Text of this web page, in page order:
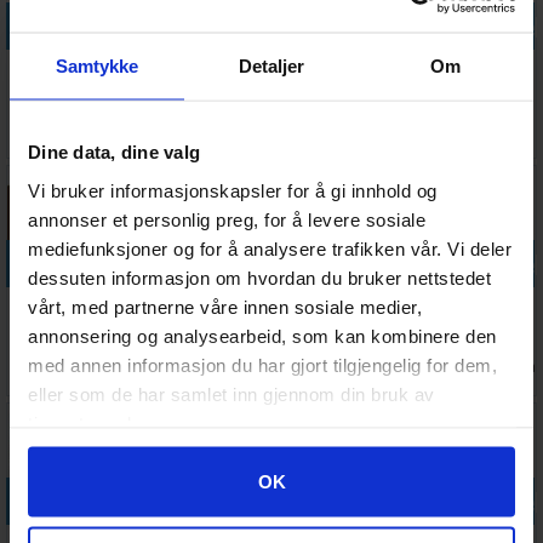
Samtykke Detaljer Om
Dine data, dine valg
Vi bruker informasjonskapsler for å gi innhold og
annonser et personlig preg, for å levere sosiale
mediefunksjoner og for å analysere trafikken vår. Vi deler
dessuten informasjon om hvordan du bruker nettstedet
vårt, med partnerne våre innen sosiale medier,
annonsering og analysearbeid, som kan kombinere den
med annen informasjon du har gjort tilgjengelig for dem,
eller som de har samlet inn gjennom din bruk av
Googles retningslinjer for personvern
OK
Vallejo
Medium
17ml
lager:
Stencils
Legg i handlekurvenLegg i
AK Sculpting
Legg i handlekurven
Vallejo Engine
Oil Stains -
40ml
98,- Antall på
Legg i handlekurven
Vallejo
Environment
Moss &
Lichen - 40ml
88,- Antall på
lager:
Legg i handlekurven
AK Panel Liner
- Grey And
Blue 35ml
129,- Antall på
lager: 20+
Legg i
Warcraft Orc
Thrall
442,- Antall på
lager:
Legg i handlekurvenLegg i handlekurven